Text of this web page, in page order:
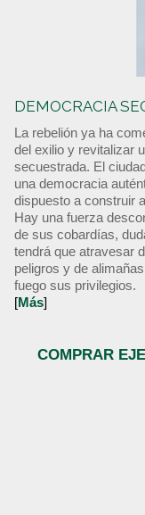
DEMOCRACIA
La rebelión ya ha
del exilio y revitalizar
secuestrada. El
una democracia
dispuesto a construir
Hay una fuerza
de sus cobardías,
tendrá que atravesar
peligros y de
fuego sus privilegios.
[Más]
COMPRAR